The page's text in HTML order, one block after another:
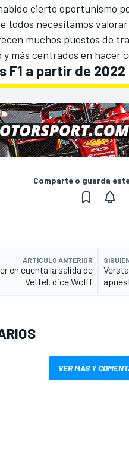
cierto oportunismo
todos necesitamos
muchos puestos de
y más centrados en hacer
F1 a partir de
Comparte o guarda
ARTÍCULO ANTERIOR
en cuenta la salida de
Vettel, dice Wolff
VER MÁS Y